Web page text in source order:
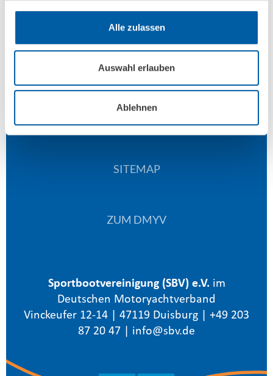
Alle zulassen
Auswahl erlauben
Ablehnen
IMPRESSUM
SITEMAP
ZUM DMYV
Sportbootvereinigung (SBV) e.V.im
Deutschen Motoryachtverband
Vinckeufer 12-14 | 47119 Duisburg | +49 203
87 20 47 | info@sbv.de